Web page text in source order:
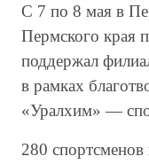
С 7 по 8 мая в
Пермского края
поддержал
в рамках
«Уралхим» —
280